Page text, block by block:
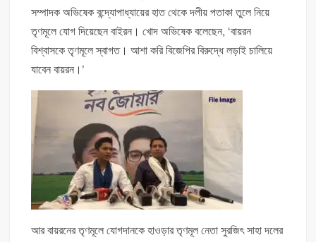
সম্পাদক অভিষেক বন্দ্যোপাধ্যায়ের হাত থেকে দলীয় পতাকা তুলে নিয়ে
তৃণমূলে যোগ দিয়েছেন বাইরন। খোদ অভিষেক বলেছেন, ‘বায়রন
বিশ্বাসকে তৃণমূলে স্বাগত। আশা করি বিজেপির বিরুদ্ধে লড়াই চালিয়ে
যাবেন বায়রন।’
আর বায়রনের তৃণমূলে যোগদানকে হাওড়ার তৃণমূল নেতা সুরজিৎ সাহা দলের